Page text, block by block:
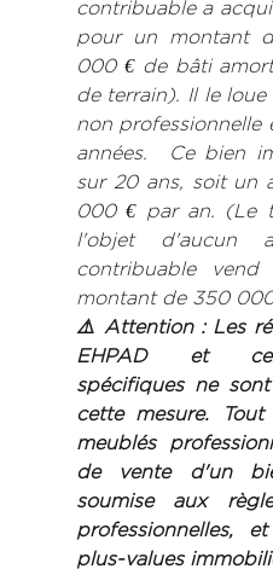
contribuable a
pour un montant
000 € de bâti
de terrain). Il le loue
non professionnelle
années.  Ce bien
sur 20 ans, soit un
000 € par an. (Le
l'objet d'aucun
contribuable
montant de 350
⚠️ Attention : Les
EHPAD et
spécifiques ne
cette mesure.
meublés
de vente d'un
soumise aux
professionnelles,
plus-values